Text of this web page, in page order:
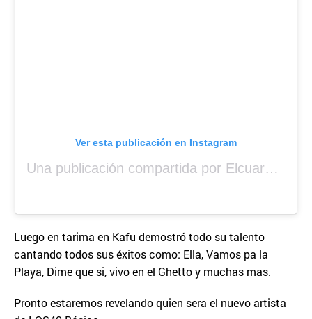
Ver esta publicación en Instagram
Una publicación compartida por Elcuara (@elcuara.25)
Luego en tarima en Kafu demostró todo su talento
cantando todos sus éxitos como: Ella, Vamos pa la
Playa, Dime que si, vivo en el Ghetto y muchas mas.
Pronto estaremos revelando quien sera el nuevo artista